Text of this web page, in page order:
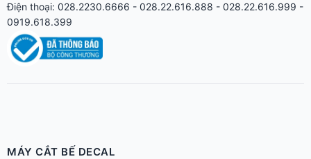
Điện thoại: 028.2230.6666 - 028.22.616.888 - 028.22.616.999 -
0919.618.399
MÁY CẮT BẾ DECAL